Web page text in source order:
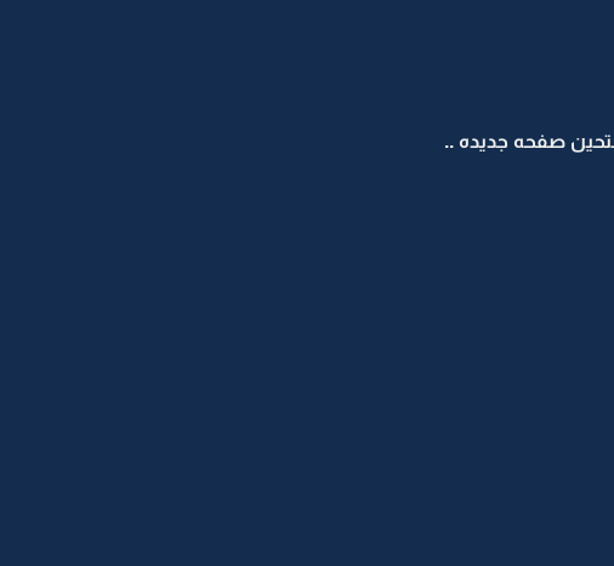
صفحه جديده ..